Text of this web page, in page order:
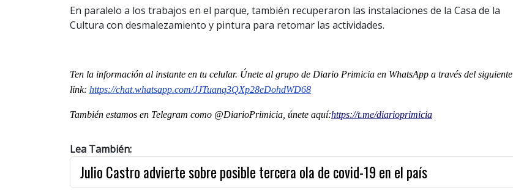
En paralelo a los trabajos en el parque, también recuperaron las instalaciones de la Casa de la
Cultura con desmalezamiento y pintura para retomar las actividades.
Ten la información al instante en tu celular. Únete al grupo de Diario Primicia en WhatsApp a través del siguiente
link: https://chat.whatsapp.com/JJTuanq3QXp28eDohdWD68
También estamos en Telegram como @DiarioPrimicia, únete aquí:https://t.me/diarioprimicia
Lea También:
Julio Castro advierte sobre posible tercera ola de covid-19 en el país